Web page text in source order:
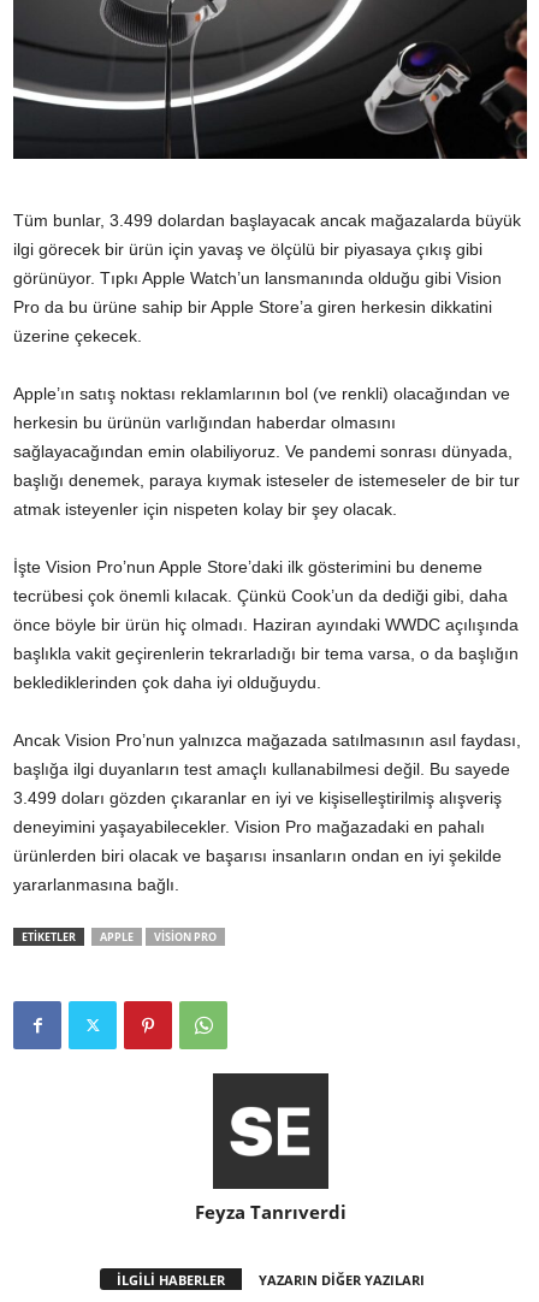
Tüm bunlar, 3.499 dolardan başlayacak ancak mağazalarda büyük
ilgi görecek bir ürün için yavaş ve ölçülü bir piyasaya çıkış gibi
görünüyor. Tıpkı Apple Watch’un lansmanında olduğu gibi Vision
Pro da bu ürüne sahip bir Apple Store’a giren herkesin dikkatini
üzerine çekecek.
Apple’ın satış noktası reklamlarının bol (ve renkli) olacağından ve
herkesin bu ürünün varlığından haberdar olmasını
sağlayacağından emin olabiliyoruz. Ve pandemi sonrası dünyada,
başlığı denemek, paraya kıymak isteseler de istemeseler de bir tur
atmak isteyenler için nispeten kolay bir şey olacak.
İşte Vision Pro’nun Apple Store’daki ilk gösterimini bu deneme
tecrübesi çok önemli kılacak. Çünkü Cook’un da dediği gibi, daha
önce böyle bir ürün hiç olmadı. Haziran ayındaki WWDC açılışında
başlıkla vakit geçirenlerin tekrarladığı bir tema varsa, o da başlığın
beklediklerinden çok daha iyi olduğuydu.
Ancak Vision Pro’nun yalnızca mağazada satılmasının asıl faydası,
başlığa ilgi duyanların test amaçlı kullanabilmesi değil. Bu sayede
3.499 doları gözden çıkaranlar en iyi ve kişiselleştirilmiş alışveriş
deneyimini yaşayabilecekler. Vision Pro mağazadaki en pahalı
ürünlerden biri olacak ve başarısı insanların ondan en iyi şekilde
yararlanmasına bağlı.
ETİKETLER APPLE VISION PRO
Feyza Tanrıverdi
İLGİLİ HABERLER YAZARIN DİĞER YAZILARI